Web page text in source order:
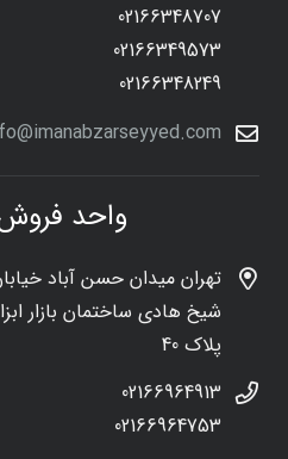
02166348707
02166349573
02166348249
واحد
تهران میدان حسن آباد
شیخ هادی ساختمان بازار
پلاک 40
02166964913
02166964753